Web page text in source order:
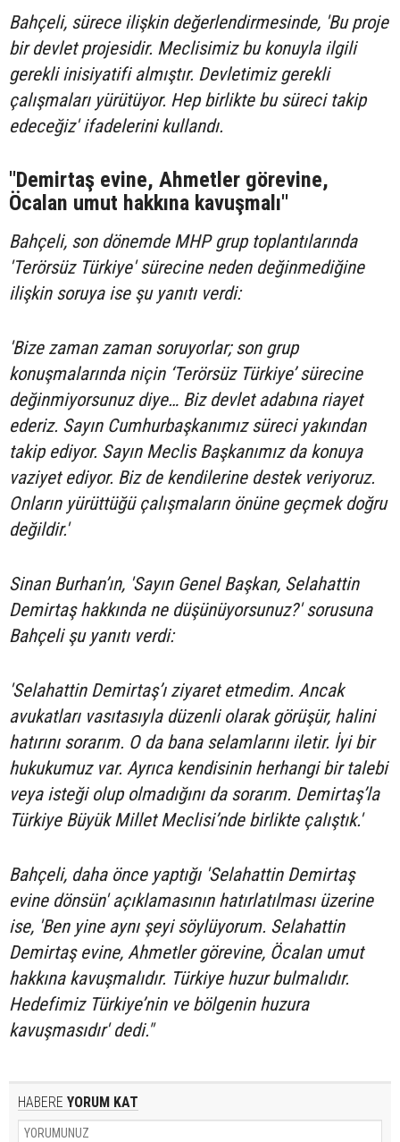
Bahçeli, sürece ilişkin değerlendirmesinde, 'Bu proje
bir devlet projesidir. Meclisimiz bu konuyla ilgili
gerekli inisiyatifi almıştır. Devletimiz gerekli
çalışmaları yürütüyor. Hep birlikte bu süreci takip
edeceğiz' ifadelerini kullandı.
"Demirtaş evine, Ahmetler görevine,
Öcalan umut hakkına kavuşmalı"
Bahçeli, son dönemde MHP grup toplantılarında
'Terörsüz Türkiye' sürecine neden değinmediğine
ilişkin soruya ise şu yanıtı verdi:
'Bize zaman zaman soruyorlar; son grup
konuşmalarında niçin ‘Terörsüz Türkiye’ sürecine
değinmiyorsunuz diye… Biz devlet adabına riayet
ederiz. Sayın Cumhurbaşkanımız süreci yakından
takip ediyor. Sayın Meclis Başkanımız da konuya
vaziyet ediyor. Biz de kendilerine destek veriyoruz.
Onların yürüttüğü çalışmaların önüne geçmek doğru
değildir.'
Sinan Burhan’ın, 'Sayın Genel Başkan, Selahattin
Demirtaş hakkında ne düşünüyorsunuz?' sorusuna
Bahçeli şu yanıtı verdi:
'Selahattin Demirtaş’ı ziyaret etmedim. Ancak
avukatları vasıtasıyla düzenli olarak görüşür, halini
hatırını sorarım. O da bana selamlarını iletir. İyi bir
hukukumuz var. Ayrıca kendisinin herhangi bir talebi
veya isteği olup olmadığını da sorarım. Demirtaş’la
Türkiye Büyük Millet Meclisi’nde birlikte çalıştık.'
Bahçeli, daha önce yaptığı 'Selahattin Demirtaş
evine dönsün' açıklamasının hatırlatılması üzerine
ise, 'Ben yine aynı şeyi söylüyorum. Selahattin
Demirtaş evine, Ahmetler görevine, Öcalan umut
hakkına kavuşmalıdır. Türkiye huzur bulmalıdır.
Hedefimiz Türkiye’nin ve bölgenin huzura
kavuşmasıdır' dedi."
HABERE YORUM KAT